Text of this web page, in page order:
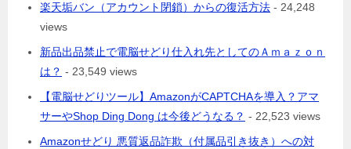
楽天垢バン（アカウント閉鎖）からの復活方法 - 24,248
views
新品出品禁止で電脳せどり仕入れ先としてのＡｍａｚｏｎ
は？ - 23,549 views
【電脳せどりツール】AmazonがCAPTCHAを導入？アマ
サーやShop Ding Dong は今後どうなる？ - 22,523 views
Amazonせどり 悪質返品詐欺（付属品引き抜き）への対